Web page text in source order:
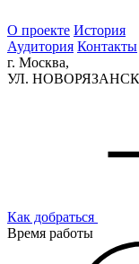
О проекте История
Аудитория Контакты
г. Москва,
УЛ.
Как добраться
Время работы